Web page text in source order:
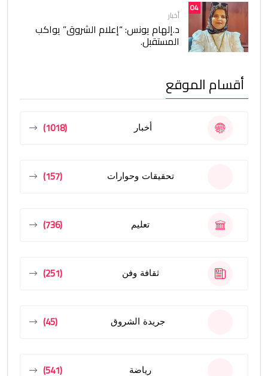
04
أخبار
د.إلهام يونس: “إعلام الشروق” يواكب
المستقبل.
أقسام الموقع
أخبار (1018)
تحقيقات وحوارات (157)
تعليم (736)
ثقافة وفن (251)
جريدة الشروق (45)
رياضة (541)